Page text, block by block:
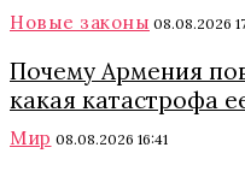
Новые законы 08.08.2026
Почему Армения
какая катастрофа
Мир 08.08.2026 16:41